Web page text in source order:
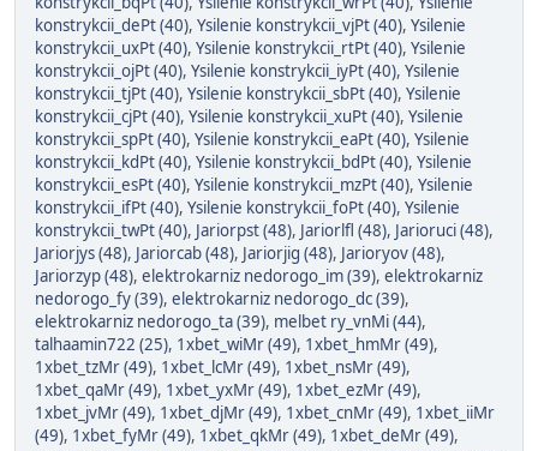
konstrykcii_dePt (40), Ysilenie konstrykcii_vjPt (40), Ysilenie
konstrykcii_uxPt (40), Ysilenie konstrykcii_rtPt (40), Ysilenie
konstrykcii_ojPt (40), Ysilenie konstrykcii_iyPt (40), Ysilenie
konstrykcii_tjPt (40), Ysilenie konstrykcii_sbPt (40), Ysilenie
konstrykcii_cjPt (40), Ysilenie konstrykcii_xuPt (40), Ysilenie
konstrykcii_spPt (40), Ysilenie konstrykcii_eaPt (40), Ysilenie
konstrykcii_kdPt (40), Ysilenie konstrykcii_bdPt (40), Ysilenie
konstrykcii_esPt (40), Ysilenie konstrykcii_mzPt (40), Ysilenie
konstrykcii_ifPt (40), Ysilenie konstrykcii_foPt (40), Ysilenie
konstrykcii_twPt (40), Jariorpst (48), Jariorlfl (48), Jarioruci (48),
Jariorjys (48), Jariorcab (48), Jariorjig (48), Jarioryov (48),
Jariorzyp (48), elektrokarniz nedorogo_im (39), elektrokarniz
nedorogo_fy (39), elektrokarniz nedorogo_dc (39),
elektrokarniz nedorogo_ta (39), melbet ry_vnMi (44),
talhaamin722 (25), 1xbet_wiMr (49), 1xbet_hmMr (49),
1xbet_tzMr (49), 1xbet_lcMr (49), 1xbet_nsMr (49),
1xbet_qaMr (49), 1xbet_yxMr (49), 1xbet_ezMr (49),
1xbet_jvMr (49), 1xbet_djMr (49), 1xbet_cnMr (49), 1xbet_iiMr
(49), 1xbet_fyMr (49), 1xbet_qkMr (49), 1xbet_deMr (49),